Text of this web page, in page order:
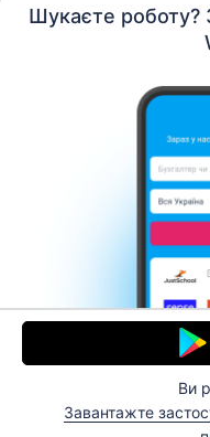
Шукаєте роботу?
Ви
Завантажте
Контакти
© 2006–2026